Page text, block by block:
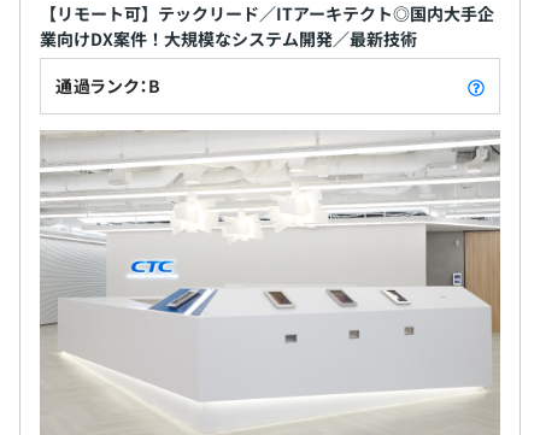
無期雇用
3カ月
【リモート可】テックリード／ITアーキテクト◎国内大手企
業向けDX案件！大規模なシステム開発／最新技術
通過ランク：B